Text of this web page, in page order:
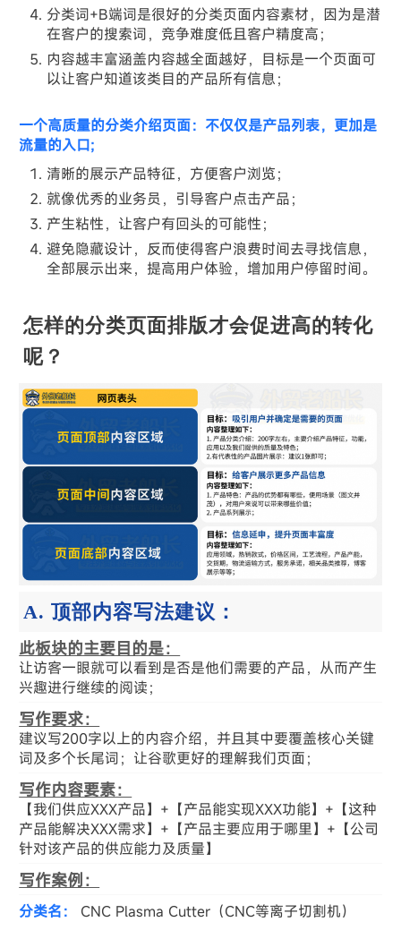
分类词+B端词是很好的分类页面内容素材，因为是潜
在客户的搜索词，竞争难度低且客户精度高；
内容越丰富涵盖内容越全面越好，目标是一个页面可
以让客户知道该类目的产品所有信息；
一个高质量的分类介绍页面：不仅仅是产品列表，更加是
流量的入口;
清晰的展示产品特征，方便客户浏览；
就像优秀的业务员，引导客户点击产品；
产生粘性，让客户有回头的可能性；
避免隐藏设计，反而使得客户浪费时间去寻找信息，
全部展示出来，提高用户体验，增加用户停留时间。
怎样的分类页面排版才会促进高的转化
呢？
A. 顶部内容写法建议：
此板块的主要目的是：
让访客一眼就可以看到是否是他们需要的产品，从而产生
兴趣进行继续的阅读；
写作要求：
建议写200字以上的内容介绍，并且其中要覆盖核心关键
词及多个长尾词；让谷歌更好的理解我们页面；
写作内容要素：
【我们供应XXX产品】+【产品能实现XXX功能】+【这种
产品能解决XXX需求】+【产品主要应用于哪里】+【公司
针对该产品的供应能力及质量】
写作案例：
分类名：
CNC Plasma Cutter（CNC等离子切割机）